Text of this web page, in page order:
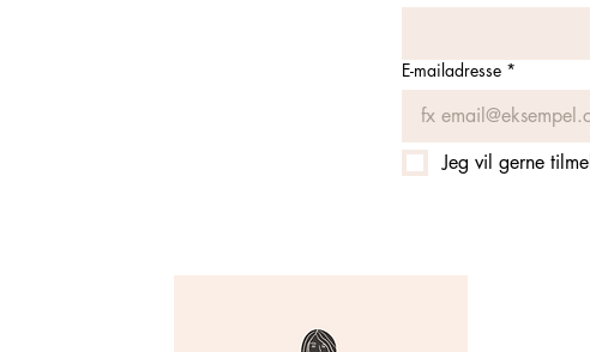
E-mailadresse *
Jeg vil gerne